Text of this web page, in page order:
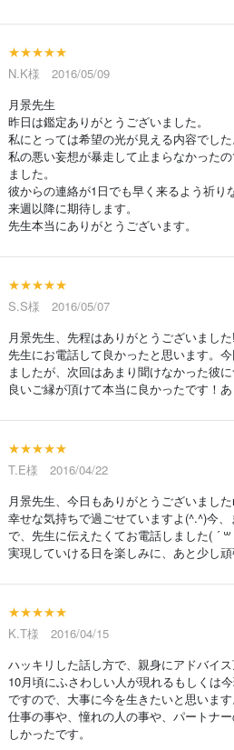
★★★★★
N.K様 2016/05/09
月景先生
昨日は鑑定ありがとうございました。
私にとっては希望の光が見える内容でした
私の悪い妄想が暴走して止まらなかった
ました。
彼からの連絡が1日でも早く来るよう祈り
来週以降に期待します。
先生本当にありがとうございます。
★★★★★
S.S様 2016/05/07
月景先生、先程はありがとうございまし
先生にお電話して良かったと思います。
ましたが、次回はあまり聞けなかった彼
良いご縁が頂けて本当に良かったです！
★★★★★
T.E様 2016/04/22
月景先生、今日もありがとうございまし
幸せな気持ちで過ごせていますよ(^.^)今
で、先生に伝えたくてお電話しました( ´
★★★★★
K.T様 2016/04/15
ハッキリした話し方で、親身にアドバイス
10月頃にふさわしい人が現れるもしくは
ですので、大事に今を生きたいと思います
仕事の事や、憧れの人の事や、パートナ
しかったです。